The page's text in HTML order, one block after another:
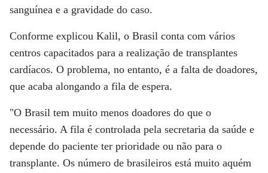
sanguínea e a gravidade do caso.
Conforme explicou Kalil, o Brasil conta com vários
centros capacitados para a realização de transplantes
cardíacos. O problema, no entanto, é a falta de doadores,
que acaba alongando a fila de espera.
"O Brasil tem muito menos doadores do que o
necessário. A fila é controlada pela secretaria da saúde e
depende do paciente ter prioridade ou não para o
transplante. Os número de brasileiros está muito aquém